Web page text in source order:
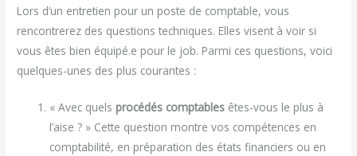
Lors d’un entretien pour un poste de comptable, vous
rencontrerez des questions techniques. Elles visent à voir si
vous êtes bien équipé.e pour le job. Parmi ces questions, voici
quelques-unes des plus courantes :
« Avec quels procédés comptables êtes-vous le plus à
l’aise ? » Cette question montre vos compétences en
comptabilité, en préparation des états financiers ou en